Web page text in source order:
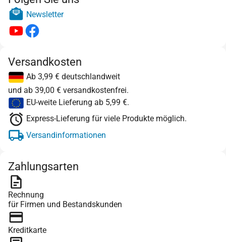
Newsletter
Versandkosten
Ab 3,99 € deutschlandweit
und ab 39,00 € versandkostenfrei.
EU-weite Lieferung ab 5,99 €.
Express-Lieferung für viele Produkte möglich.
Versandinformationen
Zahlungsarten
Rechnung
für Firmen und Bestandskunden
Kreditkarte